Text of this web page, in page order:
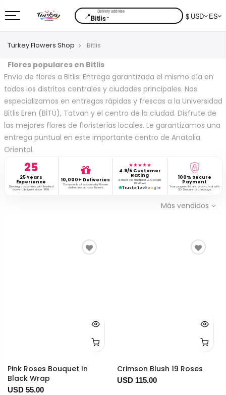
📍Bitlis⌄ $ USD ES
Turkey Flowers Shop Bitlis
Flores populares en Bitlis
Envío de flores a Bitlis: Entrega garantizada el mismo día en
todos los distritos centrales y ciudades principales. Nos
especializamos en entregas rápidas y frescas a la Universidad
Bitlis Eren (BİTÜ), Tatvan y el centro de la ciudad. Disfrute de
las mejores flores de floristerías locales. Le garantizamos una
entrega puntual en este importante centro de Anatolia
Oriental.
25
25 Years
Experience
Serving customers with trusted
flower delivery since 1999.
10,000+ Deliveries
Thousands of successful flower
deliveries across Turkey.
★★★★★
4.9/5 Customer
Rating
Based on Trustpilot & Google
Reviews
TrustpilotG o o g l e
100% Secure
Payment
Your payments are protected with
3D Secure technology.
Más vendidos
Pink Roses Bouquet In
Black Wrap
USD 55.00
Crimson Blush 19 Roses
USD 115.00